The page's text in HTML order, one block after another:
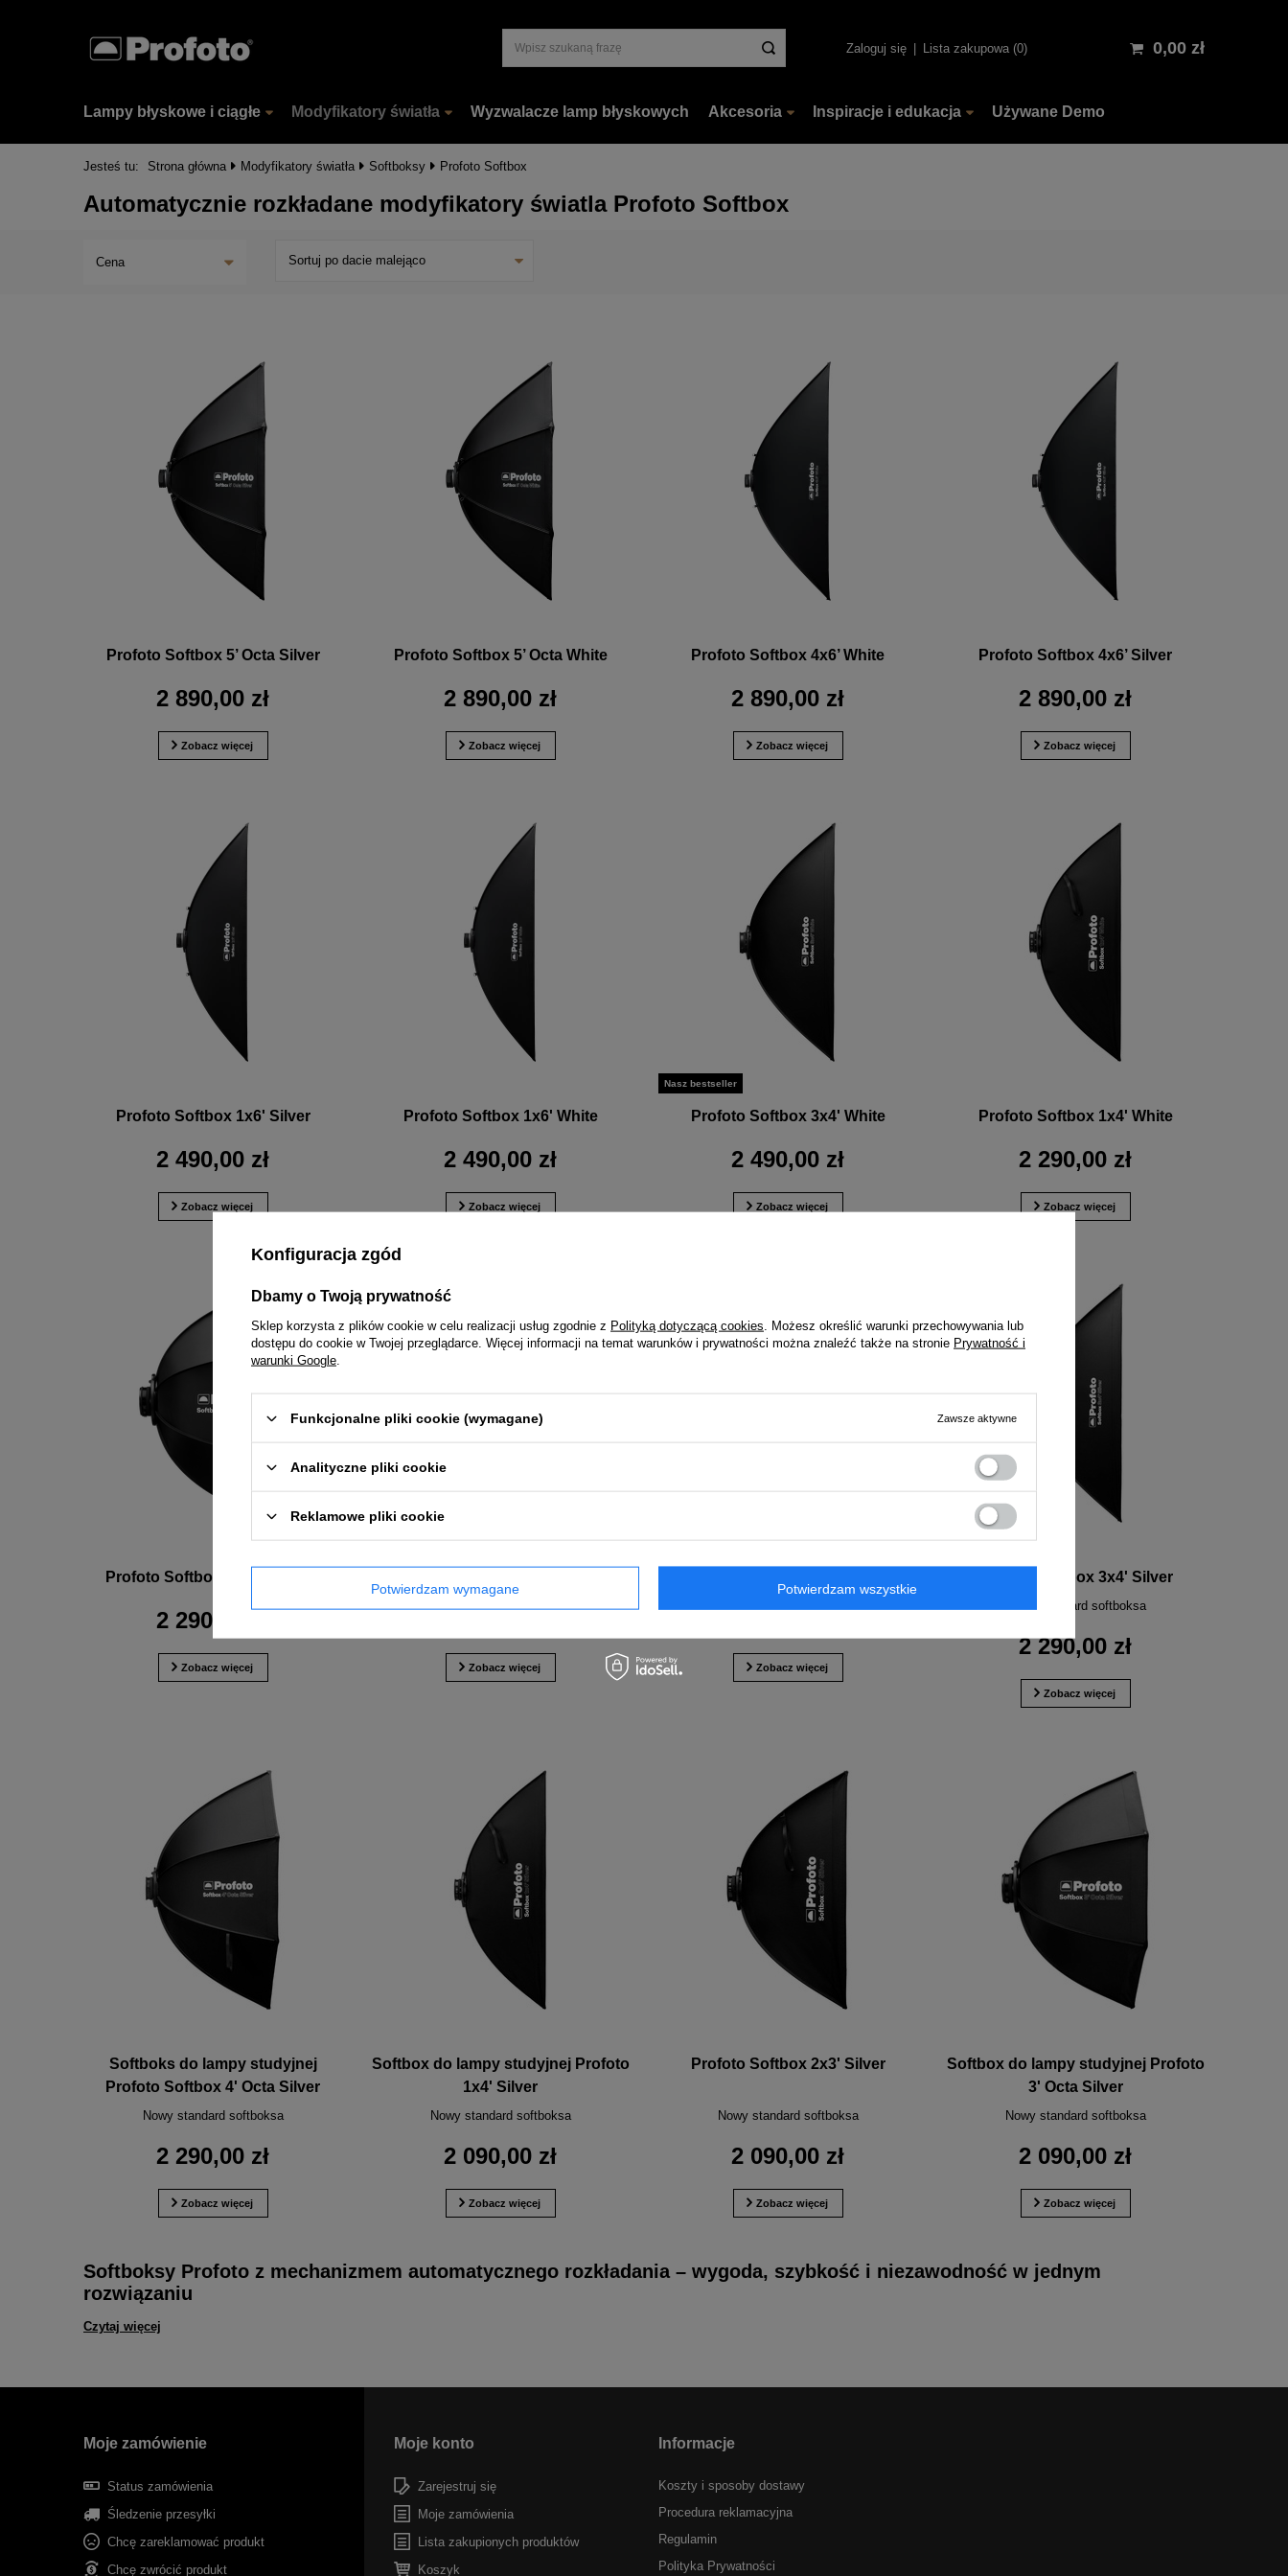
Zaloguj się Lista zakupowa 0 0,00 zł
Lampy błyskowe i ciągłe Modyfikatory światła Wyzwalacze lamp błyskowych Akcesoria Inspiracje i edukacja Używane Demo
Jesteś tu: Strona główna Modyfikatory światła Softboksy Profoto Softbox
Automatycznie rozkładane modyfikatory światla Profoto Softbox
Cena Sortuj po dacie malejąco
Profoto Softbox 5’ Octa Silver
2 890,00 zł
Zobacz więcej
Profoto Softbox 5’ Octa White
2 890,00 zł
Zobacz więcej
Profoto Softbox 4x6’ White
2 890,00 zł
Zobacz więcej
Profoto Softbox 4x6’ Silver
2 890,00 zł
Zobacz więcej
Profoto Softbox 1x6' Silver
2 490,00 zł
Zobacz więcej
Profoto Softbox 1x6' White
2 490,00 zł
Zobacz więcej
Nasz bestseller
Profoto Softbox 3x4' White
2 490,00 zł
Zobacz więcej
Profoto Softbox 1x4' White
2 290,00 zł
Zobacz więcej
Profoto Softbox 3' Octa White
2 290,00 zł
Zobacz więcej Zobacz więcej Zobacz więcej
Profoto Softbox 3x4' Silver
Nowy standard softboksa
2 290,00 zł
Zobacz więcej
Softboks do lampy studyjnej
Profoto Softbox 4' Octa Silver
Nowy standard softboksa
2 290,00 zł
Zobacz więcej
Softbox do lampy studyjnej Profoto
1x4' Silver
Nowy standard softboksa
2 090,00 zł
Zobacz więcej
Profoto Softbox 2x3' Silver
Nowy standard softboksa
2 090,00 zł
Zobacz więcej
Softbox do lampy studyjnej Profoto
3' Octa Silver
Nowy standard softboksa
2 090,00 zł
Zobacz więcej
Softboksy Profoto z mechanizmem automatycznego rozkładania – wygoda, szybkość i niezawodność w jednym
rozwiązaniu
Czytaj więcej
Moje zamówienie
Status zamówienia
Śledzenie przesyłki
Chcę zareklamować produkt
Chcę zwrócić produkt
Moje konto
Zarejestruj się
Moje zamówienia
Lista zakupionych produktów
Koszyk
Informacje
Koszty i sposoby dostawy
Procedura reklamacyjna
Regulamin
Polityka Prywatności
Konfiguracja zgód
Dbamy o Twoją prywatność
Sklep korzysta z plików cookie w celu realizacji usług zgodnie z Polityką dotyczącą cookies . Możesz określić warunki przechowywania lub
dostępu do cookie w Twojej przeglądarce. Więcej informacji na temat warunków i prywatności można znaleźć także na stronie Prywatność i
warunki Google
Funkcjonalne pliki cookie (wymagane) Zawsze aktywne
Analityczne pliki cookie
Reklamowe pliki cookie
Potwierdzam wymagane Potwierdzam wszystkie